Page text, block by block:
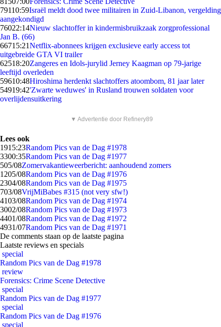
79110:59Israël meldt dood twee militairen in Zuid-Libanon, vergelding
aangekondigd
76022:14Nieuw slachtoffer in kindermisbruikzaak zorgprofessional
Jan B. (66)
66715:21Netflix-abonnees krijgen exclusieve early access tot
uitgebreide GTA VI trailer
62518:20Zangeres en Idols-jurylid Jerney Kaagman op 79-jarige
leeftijd overleden
59610:48Hiroshima herdenkt slachtoffers atoombom, 81 jaar later
54919:42'Zwarte weduwes' in Rusland trouwen soldaten voor
overlijdensuitkering
▼ Advertentie door Refinery89
Lees ook
1915:23Random Pics van de Dag #1978
3300:35Random Pics van de Dag #1977
505/08Zomervakantieweerbericht: aanhoudend zomers
1205/08Random Pics van de Dag #1976
2304/08Random Pics van de Dag #1975
703/08VrijMiBabes #315 (not very sfw!)
4103/08Random Pics van de Dag #1974
3002/08Random Pics van de Dag #1973
4401/08Random Pics van de Dag #1972
4931/07Random Pics van de Dag #1971
De comments staan op de laatste pagina
Laatste reviews en specials
special
Random Pics van de Dag #1978
review
Forensics: Crime Scene Detective
special
Random Pics van de Dag #1977
special
Random Pics van de Dag #1976
special